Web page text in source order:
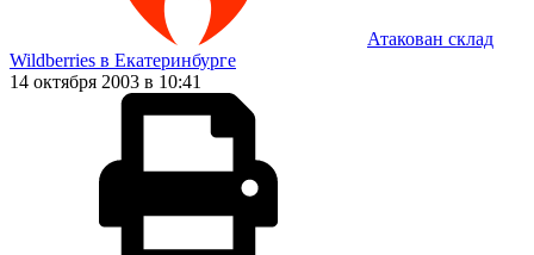
Атакован склад
Wildberries в Екатеринбурге
14 октября 2003 в 10:41